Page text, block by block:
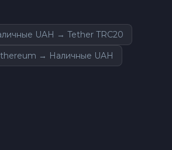
UAH → Tether TRC20
→ Наличные UAH